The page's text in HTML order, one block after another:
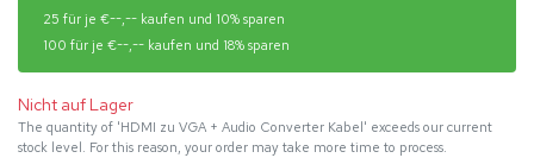
25 für je €--,-- kaufen und 10% sparen
100 für je €--,-- kaufen und 18% sparen
Nicht auf Lager
The quantity of 'HDMI zu VGA + Audio Converter Kabel' exceeds our current
stock level. For this reason, your order may take more time to process.